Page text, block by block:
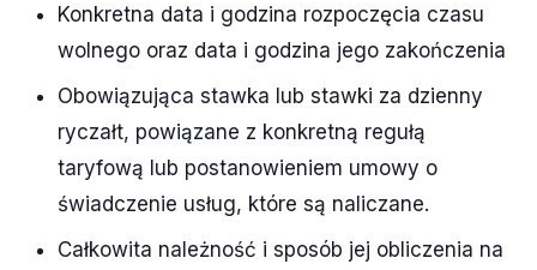
Konkretna data i godzina rozpoczęcia czasu
wolnego oraz data i godzina jego zakończenia
Obowiązująca stawka lub stawki za dzienny
ryczałt, powiązane z konkretną regułą
taryfową lub postanowieniem umowy o
świadczenie usług, które są naliczane.
Całkowita należność i sposób jej obliczenia na